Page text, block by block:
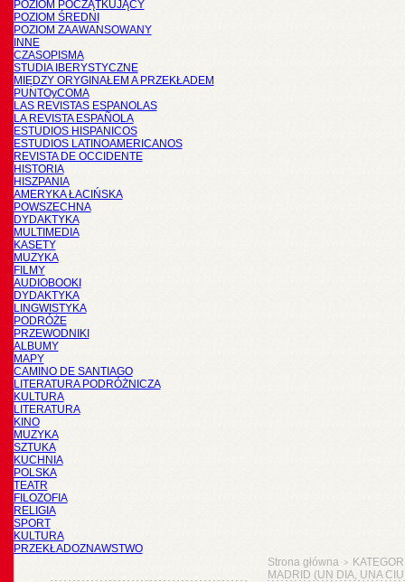
POZIOM POCZĄTKUJĄCY
POZIOM ŚREDNI
POZIOM ZAAWANSOWANY
INNE
CZASOPISMA
STUDIA IBERYSTYCZNE
MIĘDZY ORYGINAŁEM A PRZEKŁADEM
PUNTOyCOMA
LAS REVISTAS ESPANOLAS
LA REVISTA ESPAÑOLA
ESTUDIOS HISPANICOS
ESTUDIOS LATINOAMERICANOS
REVISTA DE OCCIDENTE
HISTORIA
HISZPANIA
AMERYKA ŁACIŃSKA
POWSZECHNA
DYDAKTYKA
MULTIMEDIA
KASETY
MUZYKA
FILMY
AUDIOBOOKI
DYDAKTYKA
LINGWISTYKA
PODRÓŻE
PRZEWODNIKI
ALBUMY
MAPY
CAMINO DE SANTIAGO
LITERATURA PODRÓŻNICZA
KULTURA
LITERATURA
KINO
MUZYKA
SZTUKA
KUCHNIA
POLSKA
TEATR
FILOZOFIA
RELIGIA
SPORT
KULTURA
PRZEKŁADOZNAWSTWO
Strona główna >
MADRID (UN DIA, UNA